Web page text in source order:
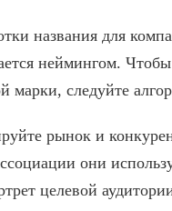
названия для
неймингом.
марки, следуйте
рынок и
они
целевой